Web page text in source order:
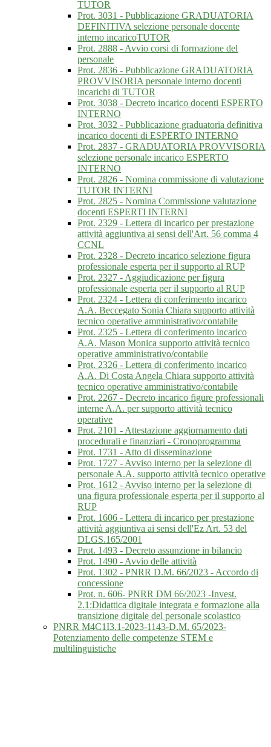
TUTOR
Prot. 3031 - Pubblicazione GRADUATORIA
DEFINITIVA selezione personale docente
interno incaricoTUTOR
Prot. 2888 - Avvio corsi di formazione del
personale
Prot. 2836 - Pubblicazione GRADUATORIA
PROVVISORIA personale interno docenti
incarichi di TUTOR
Prot. 3038 - Decreto incarico docenti ESPERTO
INTERNO
Prot. 3032 - Pubblicazione graduatoria definitiva
incarico docenti di ESPERTO INTERNO
Prot. 2837 - GRADUATORIA PROVVISORIA
selezione personale incarico ESPERTO
INTERNO
Prot. 2826 - Nomina commissione di valutazione
TUTOR INTERNI
Prot. 2825 - Nomina Commissione valutazione
docenti ESPERTI INTERNI
Prot. 2329 - Lettera di incarico per prestazione
attività aggiuntiva ai sensi dell'Art. 56 comma 4
CCNL
Prot. 2328 - Decreto incarico selezione figura
professionale esperta per il supporto al RUP
Prot. 2327 - Aggiudicazione per figura
professionale esperta per il supporto al RUP
Prot. 2324 - Lettera di conferimento incarico
A.A. Beccegato Sonia Chiara supporto attività
tecnico operative amministrativo/contabile
Prot. 2325 - Lettera di conferimento incarico
A.A. Mason Monica supporto attività tecnico
operative amministrativo/contabile
Prot. 2326 - Lettera di conferimento incarico
A.A. Di Costa Angela Chiara supporto attività
tecnico operative amministrativo/contabile
Prot. 2267 - Decreto incarico figure professionali
interne A.A. per supporto attività tecnico
operative
Prot. 2101 - Attestazione aggiornamento dati
procedurali e finanziari - Cronoprogramma
Prot. 1731 - Atto di disseminazione
Prot. 1727 - Avviso interno per la selezione di
personale A.A. supporto attività tecnico operative
Prot. 1612 - Avviso interno per la selezione di
una figura professionale esperta per il supporto al
RUP
Prot. 1606 - Lettera di incarico per prestazione
attività aggiuntiva ai sensi dell'Ez Art. 53 del
DLGS.165/2001
Prot. 1493 - Decreto assunzione in bilancio
Prot. 1490 - Avvio delle attività
Prot. 1302 - PNRR D.M. 66/2023 - Accordo di
concessione
Prot. n. 606- PNRR DM 66/2023 -Invest.
2.1:Didattica digitale integrata e formazione alla
transizione digitale del personale scolastico
PNRR M4C1I3.1-2023-1143-D.M. 65/2023-
Potenziamento delle competenze STEM e
multilinguistiche